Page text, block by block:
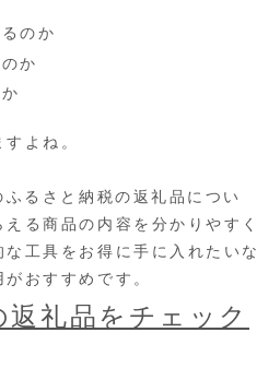
のか
か
よね。
るさと納税の返礼品につい
る商品の内容を分かりやすく
工具をお得に手に入れたいな
おすすめです。
礼品をチェック